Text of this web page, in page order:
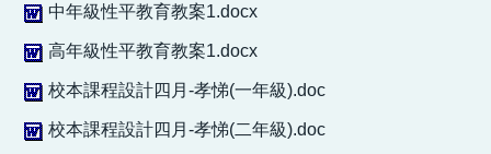
中年級性平教育教案1.docx
高年級性平教育教案1.docx
校本課程設計四月-孝悌(一年級).doc
校本課程設計四月-孝悌(二年級).doc